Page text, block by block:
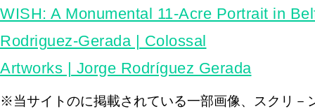
WISH: A Monumental 11-Acre Portrait in
Rodriguez-Gerada | Colossal
Artworks | Jorge Rodríguez Gerada
※当サイトのに掲載されている一部画像、スクリ－